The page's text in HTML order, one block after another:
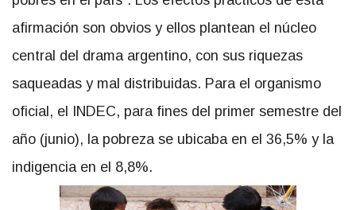
afirmación son obvios y ellos plantean el núcleo
central del drama argentino, con sus riquezas
saqueadas y mal distribuidas. Para el organismo
oficial, el INDEC, para fines del primer semestre del
año (junio), la pobreza se ubicaba en el 36,5% y la
indigencia en el 8,8%.